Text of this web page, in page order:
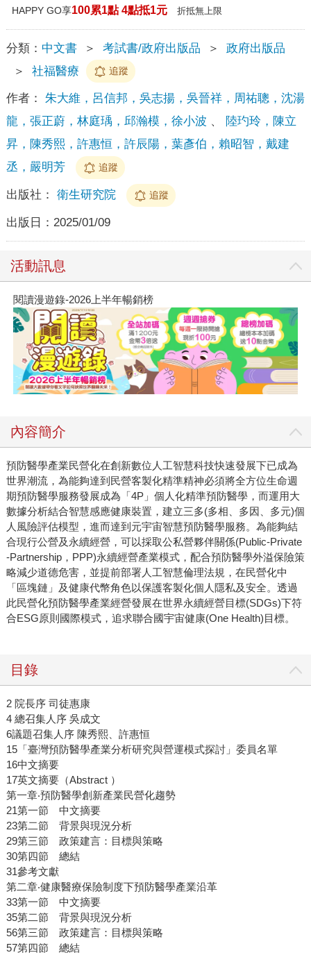
HAPPY GO享100累1點 4點抵1元 折抵無上限
分類： 中文書 ＞ 考試書/政府出版品 ＞
政府出版品
＞
社福醫療 追蹤
作者：
朱大維，呂信邦，吳志揚，吳晉祥，周祐聰，沈湯
龍，張正蔚，林庭瑀，邱瀚模，徐小波 、
陸玓玲，陳立
昇，陳秀熙，許惠恒，許辰陽，葉彥伯，賴昭智，戴建
丞，嚴明芳
追蹤
出版社： 衛生研究院 追蹤
出版日： 2025/01/09
活動訊息
閱讀漫遊錄-2026上半年暢銷榜
內容簡介
預防醫學產業民營化在創新數位人工智慧科技快速發展下已成為
世界潮流，為能夠達到民營客製化精準精神必須將全方位生命週
期預防醫學服務發展成為「4P」個人化精準預防醫學，而運用大
數據分析結合智慧感應健康裝置，建立三多(多相、多因、多元)個
人風險評估模型，進而達到元宇宙智慧預防醫學服務。為能夠結
合現行公營及永續經營，可以採取公私營夥伴關係(Public-Private
-Partnership，PPP)永續經營產業模式，配合預防醫學外溢保險策
略減少道德危害，並提前部署人工智慧倫理法規，在民營化中
「區塊鏈」及健康代幣角色以保護客製化個人隱私及安全。透過
此民營化預防醫學產業經營發展在世界永續經營目標(SDGs)下符
合ESG原則國際模式，追求聯合國宇宙健康(One Health)目標。
目錄
2 院長序 司徒惠康
4 總召集人序 吳成文
6議題召集人序 陳秀熙、許惠恒
15「臺灣預防醫學產業分析研究與營運模式探討」委員名單
16中文摘要
17英文摘要（Abstract ）
第一章‧預防醫學創新產業民營化趨勢
21第一節 中文摘要
23第二節 背景與現況分析
29第三節 政策建言：目標與策略
30第四節 總結
31參考文獻
第二章‧健康醫療保險制度下預防醫學產業沿革
33第一節 中文摘要
35第二節 背景與現況分析
56第三節 政策建言：目標與策略
57第四節 總結